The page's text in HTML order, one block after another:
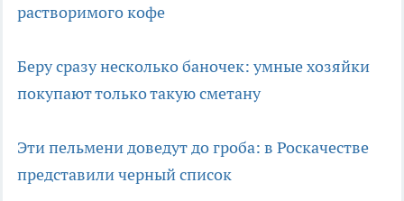
растворимого кофе
Беру сразу несколько баночек: умные хозяйки
покупают только такую сметану
Эти пельмени доведут до гроба: в Роскачестве
представили черный список